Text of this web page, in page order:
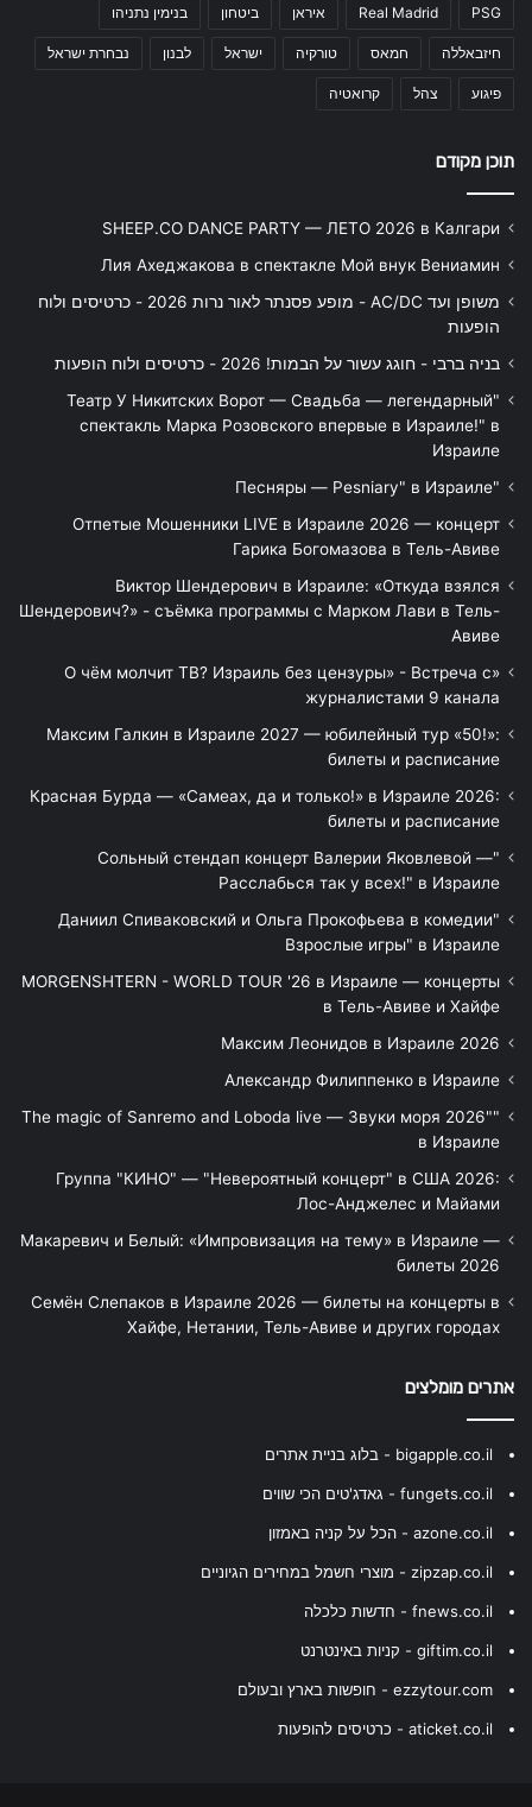
PSG
Real Madrid איראן ביטחון בנימין נתניהו
חיזבאללה חמאס טורקיה ישראל לבנון נבחרת ישראל
פיגוע צהל קרואטיה
תוכן מקודם
SHEEP.CO DANCE PARTY — ЛЕТО 2026 в Калгари
Лия Ахеджакова в спектакле Мой внук Вениамин
משופן ועד AC/DC - מופע פסנתר לאור נרות 2026 - כרטיסים ולוח
הופעות
בניה ברבי - חוגג עשור על הבמות! 2026 - כרטיסים ולוח הופעות
"Театр У Никитских Ворот — Свадьба — легендарный
спектакль Марка Розовского впервые в Израиле!" в
Израиле
"Песняры — Pesniary" в Израиле
Отпетые Мошенники LIVE в Израиле 2026 — концерт
Гарика Богомазова в Тель-Авиве
Виктор Шендерович в Израиле: «Откуда взялся
Шендерович?» - съёмка программы с Марком Лави в Тель-
Авиве
«О чём молчит ТВ? Израиль без цензуры» - Встреча с
журналистами 9 канала
Максим Галкин в Израиле 2027 — юбилейный тур «50!»:
билеты и расписание
Красная Бурда — «Самеах, да и только!» в Израиле 2026:
билеты и расписание
"Сольный стендап концерт Валерии Яковлевой —
Расслабься так у всех!" в Израиле
"Даниил Спиваковский и Ольга Прокофьева в комедии
Взрослые игры" в Израиле
MORGENSHTERN - WORLD TOUR '26 в Израиле — концерты
в Тель-Авиве и Хайфе
Максим Леонидов в Израиле 2026
Александр Филиппенко в Израиле
"The magic of Sanremo and Loboda live — Звуки моря 2026"
в Израиле
Группа "КИНО" — "Невероятный концерт" в США 2026:
Лос-Анджелес и Майами
Макаревич и Белый: «Импровизация на тему» в Израиле —
билеты 2026
Семён Слепаков в Израиле 2026 — билеты на концерты в
Хайфе, Нетании, Тель-Авиве и других городах
אתרים מומלצים
bigapple.co.il - בלוג בניית אתרים
fungets.co.il - גאדג'טים הכי שווים
azone.co.il - הכל על קניה באמזון
zipzap.co.il - מוצרי חשמל במחירים הגיוניים
fnews.co.il - חדשות כלכלה
giftim.co.il - קניות באינטרנט
ezzytour.com - חופשות בארץ ובעולם
aticket.co.il - כרטיסים להופעות